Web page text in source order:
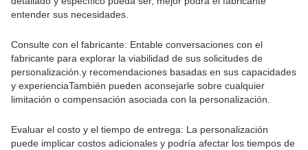
entender sus necesidades.
Consulte con el fabricante: Entable conversaciones con el
fabricante para explorar la viabilidad de sus solicitudes de
personalización.y recomendaciones basadas en sus capacidades
y experienciaTambién pueden aconsejarle sobre cualquier
limitación o compensación asociada con la personalización.
Evaluar el costo y el tiempo de entrega: La personalización
puede implicar costos adicionales y podría afectar los tiempos de